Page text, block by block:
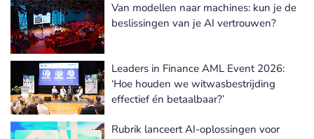
Meer Evenementen nieuws
Van modellen naar machines: kun je de
beslissingen van je AI vertrouwen?
Leaders in Finance AML Event 2026:
‘Hoe houden we witwasbestrijding
effectief én betaalbaar?’
Rubrik lanceert AI-oplossingen voor